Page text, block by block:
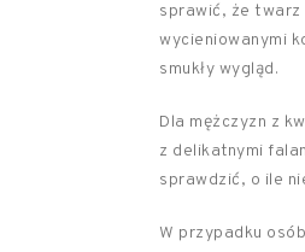
sprawić, że twarz
wycieniowanymi
smukły wygląd.
Dla mężczyzn z
z delikatnymi
sprawdzić, o ile
W przypadku